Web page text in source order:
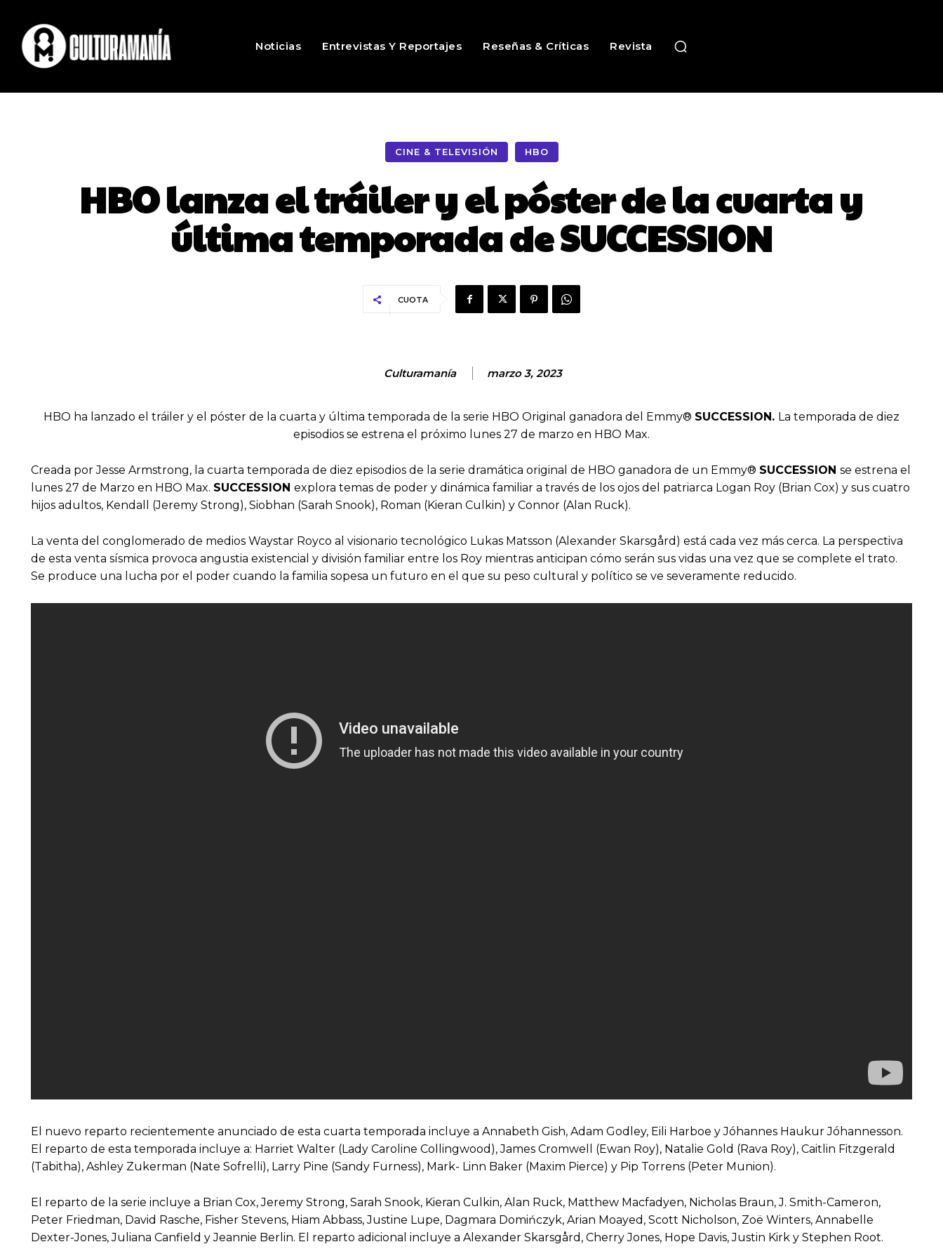
Noticias Entrevistas Y Reportajes Reseñas & Críticas Revista
CINE & TELEVISIÓN HBO
HBO lanza el tráiler y el póster de la cuarta y
última temporada de SUCCESSION
CUOTA
Culturamanía marzo 3, 2023
HBO ha lanzado el tráiler y el póster de la cuarta y última temporada de la serie HBO Original ganadora del Emmy® SUCCESSION. La temporada de diez
episodios se estrena el próximo lunes 27 de marzo en HBO Max.
Creada por Jesse Armstrong, la cuarta temporada de diez episodios de la serie dramática original de HBO ganadora de un Emmy® SUCCESSION se estrena el
lunes 27 de Marzo en HBO Max. SUCCESSION explora temas de poder y dinámica familiar a través de los ojos del patriarca Logan Roy (Brian Cox) y sus cuatro
hijos adultos, Kendall (Jeremy Strong), Siobhan (Sarah Snook), Roman (Kieran Culkin) y Connor (Alan Ruck).
La venta del conglomerado de medios Waystar Royco al visionario tecnológico Lukas Matsson (Alexander Skarsgård) está cada vez más cerca. La perspectiva
de esta venta sísmica provoca angustia existencial y división familiar entre los Roy mientras anticipan cómo serán sus vidas una vez que se complete el trato.
Se produce una lucha por el poder cuando la familia sopesa un futuro en el que su peso cultural y político se ve severamente reducido.
El nuevo reparto recientemente anunciado de esta cuarta temporada incluye a Annabeth Gish, Adam Godley, Eili Harboe y Jóhannes Haukur Jóhannesson.
El reparto de esta temporada incluye a: Harriet Walter (Lady Caroline Collingwood), James Cromwell (Ewan Roy), Natalie Gold (Rava Roy), Caitlin Fitzgerald
(Tabitha), Ashley Zukerman (Nate Sofrelli), Larry Pine (Sandy Furness), Mark- Linn Baker (Maxim Pierce) y Pip Torrens (Peter Munion).
El reparto de la serie incluye a Brian Cox, Jeremy Strong, Sarah Snook, Kieran Culkin, Alan Ruck, Matthew Macfadyen, Nicholas Braun, J. Smith-Cameron,
Peter Friedman, David Rasche, Fisher Stevens, Hiam Abbass, Justine Lupe, Dagmara Domińczyk, Arian Moayed, Scott Nicholson, Zoë Winters, Annabelle
Dexter-Jones, Juliana Canfield y Jeannie Berlin. El reparto adicional incluye a Alexander Skarsgård, Cherry Jones, Hope Davis, Justin Kirk y Stephen Root.